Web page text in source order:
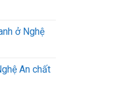
ở Nghệ
An chất